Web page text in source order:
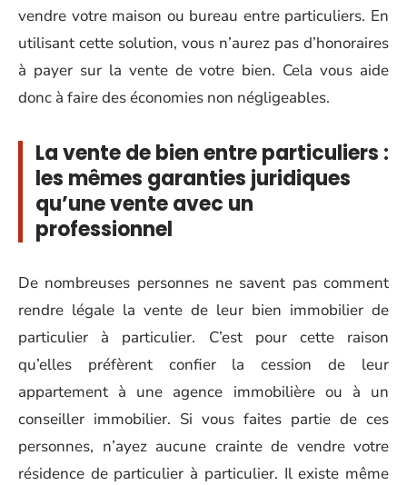
vendre votre maison ou bureau entre particuliers. En
utilisant cette solution, vous n’aurez pas d’honoraires
à payer sur la vente de votre bien. Cela vous aide
donc à faire des économies non négligeables.
La vente de bien entre particuliers :
les mêmes garanties juridiques
qu’une vente avec un
professionnel
De nombreuses personnes ne savent pas comment
rendre légale la vente de leur bien immobilier de
particulier à particulier. C’est pour cette raison
qu’elles préfèrent confier la cession de leur
appartement à une agence immobilière ou à un
conseiller immobilier. Si vous faites partie de ces
personnes, n’ayez aucune crainte de vendre votre
résidence de particulier à particulier. Il existe même